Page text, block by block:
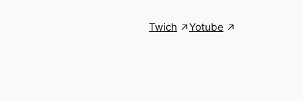
Twich Yotube